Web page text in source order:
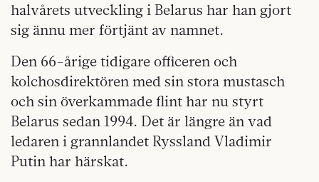
halvårets utveckling i Belarus har han gjort
sig ännu mer förtjänt av namnet.
Den 66-årige tidigare officeren och
kolchosdirektören med sin stora mustasch
och sin överkammade flint har nu styrt
Belarus sedan 1994. Det är längre än vad
ledaren i grannlandet Ryssland Vladimir
Putin har härskat.